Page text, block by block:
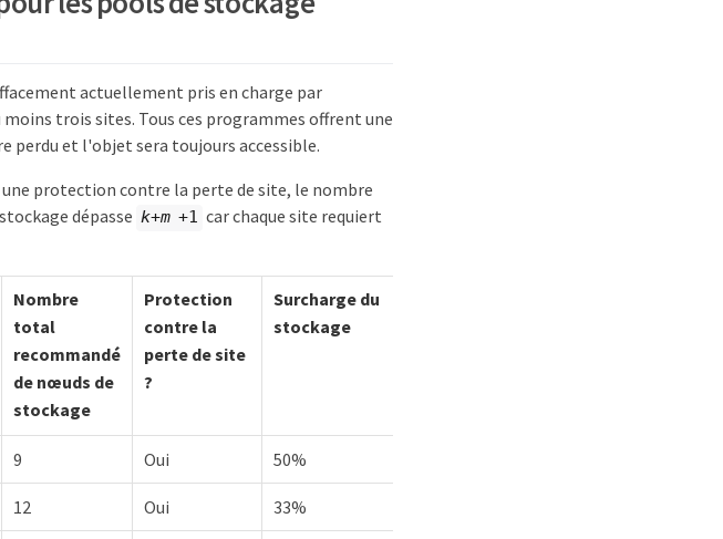
actuellement pris en charge par
trois sites. Tous ces programmes offrent une
perdu et l'objet sera toujours accessible.
une protection contre la perte de site, le nombre
dépasse k+m +1 car chaque site requiert
Nombre
total
recommandé
de nœuds de
stockage
Protection
contre la
perte de site
?
Surcharge du
stockage
9 Oui 50%
12 Oui 33%